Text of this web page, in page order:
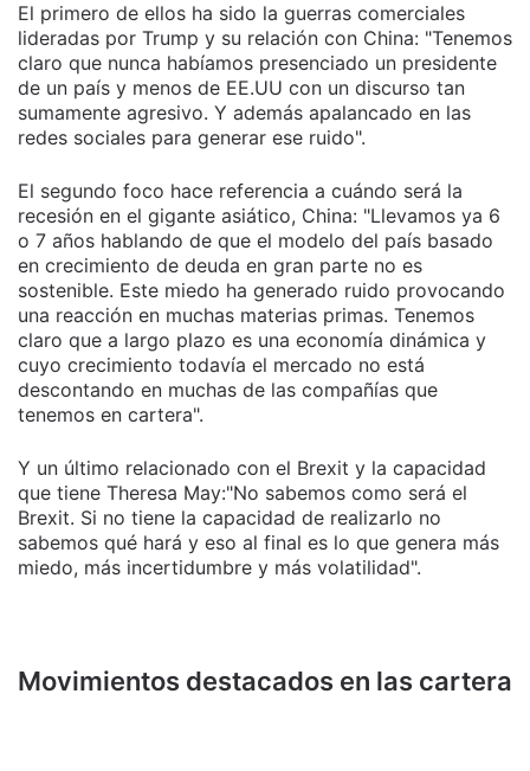
El primero de ellos ha sido la guerras comerciales
lideradas por Trump y su relación con China: "Tenemos
claro que nunca habíamos presenciado un presidente
de un país y menos de EE.UU con un discurso tan
sumamente agresivo. Y además apalancado en las
redes sociales para generar ese ruido".
El segundo foco hace referencia a cuándo será la
recesión en el gigante asiático, China: "Llevamos ya 6
o 7 años hablando de que el modelo del país basado
en crecimiento de deuda en gran parte no es
sostenible. Este miedo ha generado ruido provocando
una reacción en muchas materias primas. Tenemos
claro que a largo plazo es una economía dinámica y
cuyo crecimiento todavía el mercado no está
descontando en muchas de las compañías que
tenemos en cartera".
Y un último relacionado con el Brexit y la capacidad
que tiene Theresa May:"No sabemos como será el
Brexit. Si no tiene la capacidad de realizarlo no
sabemos qué hará y eso al final es lo que genera más
miedo, más incertidumbre y más volatilidad".
Movimientos destacados en las cartera